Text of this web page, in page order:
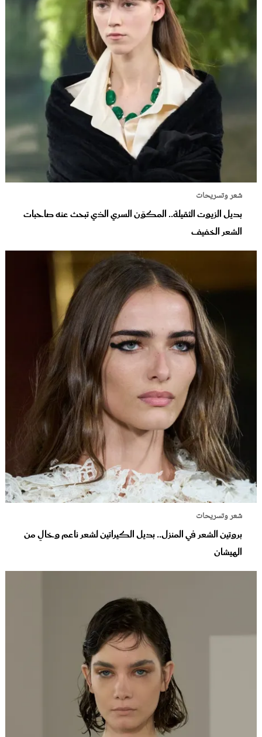
شعر وتسريحات
بديل الزيوت الثقيلة.. المكوّن السري الذي تبحث عنه صاحبات
الشعر الخفيف
شعر وتسريحات
بروتين الشعر في المنزل.. بديل الكيراتين لشعر ناعم وخالٍ من
الهيشان